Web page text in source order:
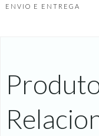
ENVIO E ENTREGA